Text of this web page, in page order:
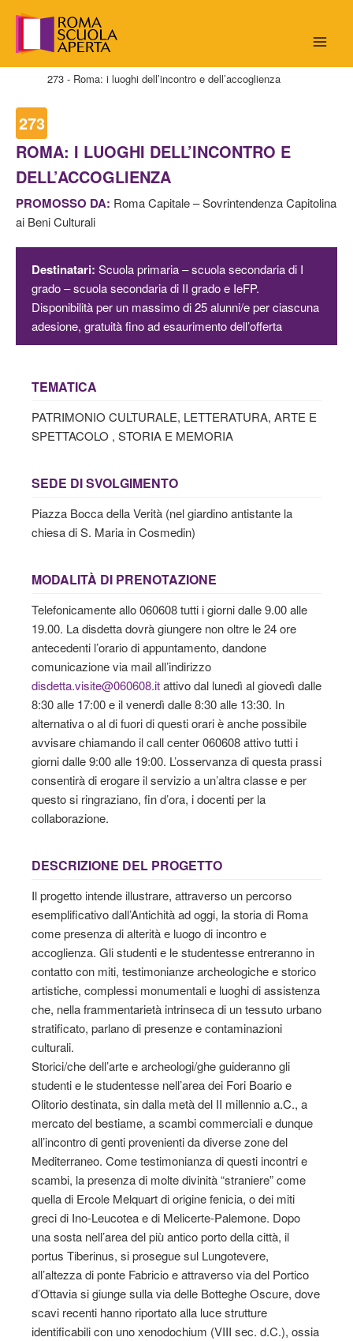
contenuto
273 - Roma: i luoghi dell’incontro e dell’accoglienza
273
ROMA: I LUOGHI DELL’INCONTRO E
DELL’ACCOGLIENZA
PROMOSSO DA: Roma Capitale – Sovrintendenza Capitolina
ai Beni Culturali
Destinatari: Scuola primaria – scuola secondaria di I
grado – scuola secondaria di II grado e IeFP.
Disponibilità per un massimo di 25 alunni/e per ciascuna
adesione, gratuità fino ad esaurimento dell’offerta
TEMATICA
PATRIMONIO CULTURALE, LETTERATURA, ARTE E
SPETTACOLO , STORIA E MEMORIA
SEDE DI SVOLGIMENTO
Piazza Bocca della Verità (nel giardino antistante la
chiesa di S. Maria in Cosmedin)
MODALITÀ DI PRENOTAZIONE
Telefonicamente allo 060608 tutti i giorni dalle 9.00 alle
19.00. La disdetta dovrà giungere non oltre le 24 ore
antecedenti l’orario di appuntamento, dandone
comunicazione via mail all’indirizzo
disdetta.visite@060608.itattivo dal lunedì al giovedì dalle
8:30 alle 17:00 e il venerdì dalle 8:30 alle 13:30. In
alternativa o al di fuori di questi orari è anche possibile
avvisare chiamando il call center 060608 attivo tutti i
giorni dalle 9:00 alle 19:00. L’osservanza di questa prassi
consentirà di erogare il servizio a un’altra classe e per
questo si ringraziano, fin d’ora, i docenti per la
collaborazione.
DESCRIZIONE DEL PROGETTO
Il progetto intende illustrare, attraverso un percorso
esemplificativo dall’Antichità ad oggi, la storia di Roma
come presenza di alterità e luogo di incontro e
accoglienza. Gli studenti e le studentesse entreranno in
contatto con miti, testimonianze archeologiche e storico
artistiche, complessi monumentali e luoghi di assistenza
che, nella frammentarietà intrinseca di un tessuto urbano
stratificato, parlano di presenze e contaminazioni
culturali.
Storici/che dell’arte e archeologi/ghe guideranno gli
studenti e le studentesse nell’area dei Fori Boario e
Olitorio destinata, sin dalla metà del II millennio a.C., a
mercato del bestiame, a scambi commerciali e dunque
all’incontro di genti provenienti da diverse zone del
Mediterraneo. Come testimonianza di questi incontri e
scambi, la presenza di molte divinità “straniere” come
quella di Ercole Melquart di origine fenicia, o dei miti
greci di Ino-Leucotea e di Melicerte-Palemone. Dopo
una sosta nell’area del più antico porto della città, il
portus Tiberinus, si prosegue sul Lungotevere,
all’altezza di ponte Fabricio e attraverso via del Portico
d’Ottavia si giunge sulla via delle Botteghe Oscure, dove
scavi recenti hanno riportato alla luce strutture
identificabili con uno xenodochium (VIII sec. d.C.), ossia